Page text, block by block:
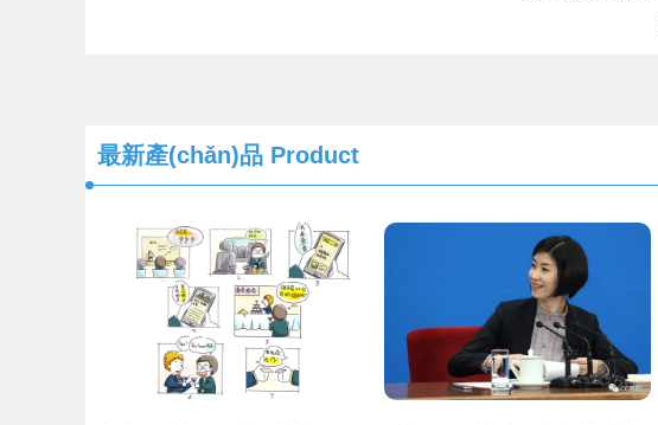
最新產(chǎn)品 Product